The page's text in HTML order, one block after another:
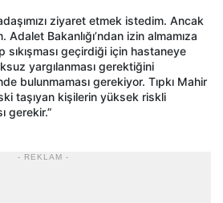
ziyaret etmek istedim. Ancak
Adalet Bakanlığı’ndan izin almamıza
geçirdiği için hastaneye
yargılanması gerektiğini
bulunmaması gerekiyor. Tıpkı Mahir
taşıyan kişilerin yüksek riskli
gerekir.”
- REKLAM -